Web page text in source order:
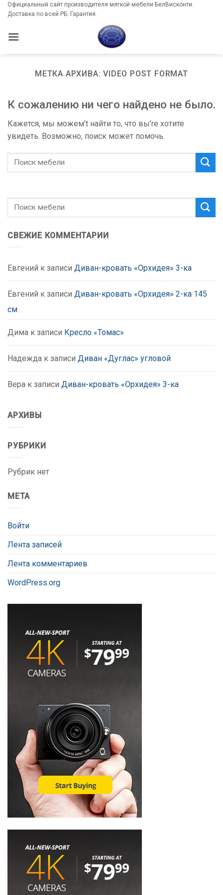
SkipОфициальный сайт производителя мягкой мебели БелВисконти.
Доставка по всей РБ. Гарантия.
МЕТКА АРХИВА:VIDEO POST FORMAT
К сожалению ни чего найдено не было.
Кажется, мы можем’t найти то, что вы’re хотите
увидеть. Возможно, поиск может помочь.
СВЕЖИЕ КОММЕНТАРИИ
Евгений к записи Диван-кровать «Орхидея» 3-ка
Евгений к записи Диван-кровать «Орхидея» 2-ка 145
см
Дима к записи Кресло «Томас»
Надежда к записи Диван «Дуглас» угловой
Вера к записи Диван-кровать «Орхидея» 3-ка
АРХИВЫ
РУБРИКИ
Рубрик нет
МЕТА
Войти
Лента записей
Лента комментариев
WordPress.org